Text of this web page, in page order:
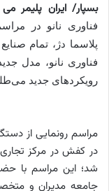
بسپار/ ایران پلیمر
فناوری نانو در
پلاسما دژ، تمام
فناوری نانو، مدل
رویکردهای جدید
مراسم رونمایی از
شد؛ این مراسم با
جامعه مدیران و